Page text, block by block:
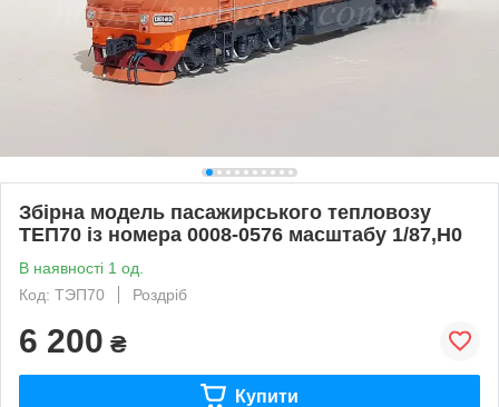
Збірна модель пасажирського тепловозу
ТЕП70 із номера 0008-0576 масштабу 1/87,H0
В наявності 1 од.
Код: ТЭП70
Роздріб
6 200 ₴
Купити